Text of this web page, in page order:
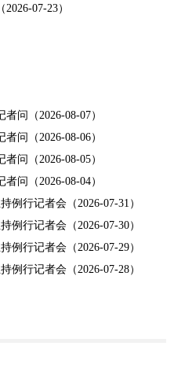
07-23）
问（2026-08-07）
问（2026-08-06）
问（2026-08-05）
问（2026-08-04）
例行记者会（2026-07-31）
例行记者会（2026-07-30）
例行记者会（2026-07-29）
例行记者会（2026-07-28）